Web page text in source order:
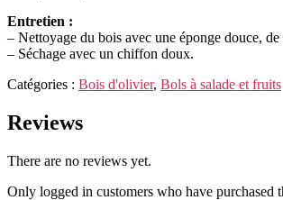
Entretien :
– Nettoyage du bois avec une éponge douce, de
– Séchage avec un chiffon doux.
Catégories : Bois d'olivier, Bols à salade et fruits
Reviews
There are no reviews yet.
Only logged in customers who have purchased